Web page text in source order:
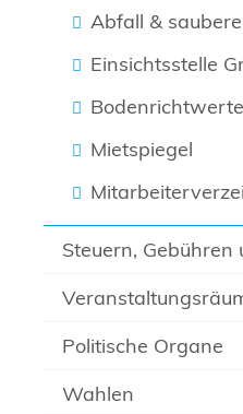
Abfall &
Einsichtsstelle
Bodenrichtwerte
Mietspiegel
Steuern,
Politische Organe
Wahlen